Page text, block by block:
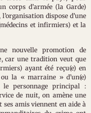
corps d’armée (la Garde)
dispose d’une
et infirmiers) et la
nouvelle promotion de
car une tradition veut que
ayant été reçu(e) en
la « marraine » d’un(e)
le personnage principal :
de nuit, on amène une
ses amis viennent en aide à